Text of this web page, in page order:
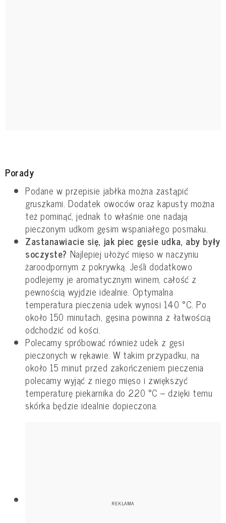
Porady
Podane w przepisie jabłka można zastąpić
gruszkami. Dodatek owoców oraz kapusty można
też pominąć, jednak to właśnie one nadają
pieczonym udkom gęsim wspaniałego posmaku.
Zastanawiacie się, jak piec gęsie udka, aby były
soczyste? Najlepiej ułożyć mięso w naczyniu
żaroodpornym z pokrywką. Jeśli dodatkowo
podlejemy je aromatycznym winem, całość z
pewnością wyjdzie idealnie. Optymalna
temperatura pieczenia udek wynosi 140 °C. Po
około 150 minutach, gęsina powinna z łatwością
odchodzić od kości.
Polecamy spróbować również udek z gęsi
pieczonych w rękawie. W takim przypadku, na
około 15 minut przed zakończeniem pieczenia
polecamy wyjąć z niego mięso i zwiększyć
temperaturę piekarnika do 220 °C – dzięki temu
skórka będzie idealnie dopieczona.